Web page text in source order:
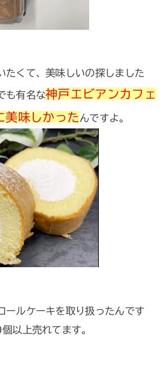
たくて、美味しいの探しました
も有名な神戸エビアンカフェ
美味しかった んですよ。
ールケーキを取り扱ったんです
以上売れてます。